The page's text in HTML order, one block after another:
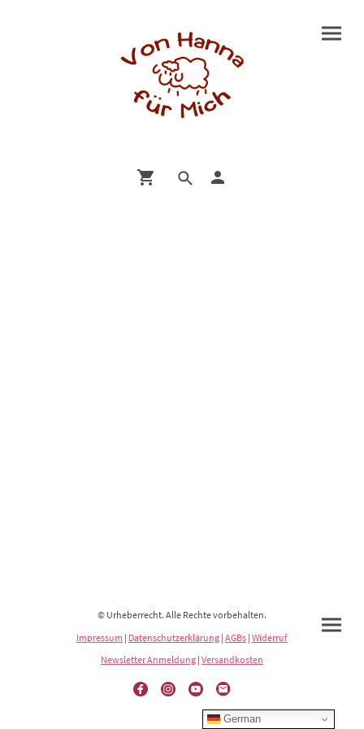
© Urheberrecht. Alle Rechte vorbehalten.
Impressum | Datenschutzerklärung | AGBs | Widerruf
Newsletter Anmeldung | Versandkosten
German